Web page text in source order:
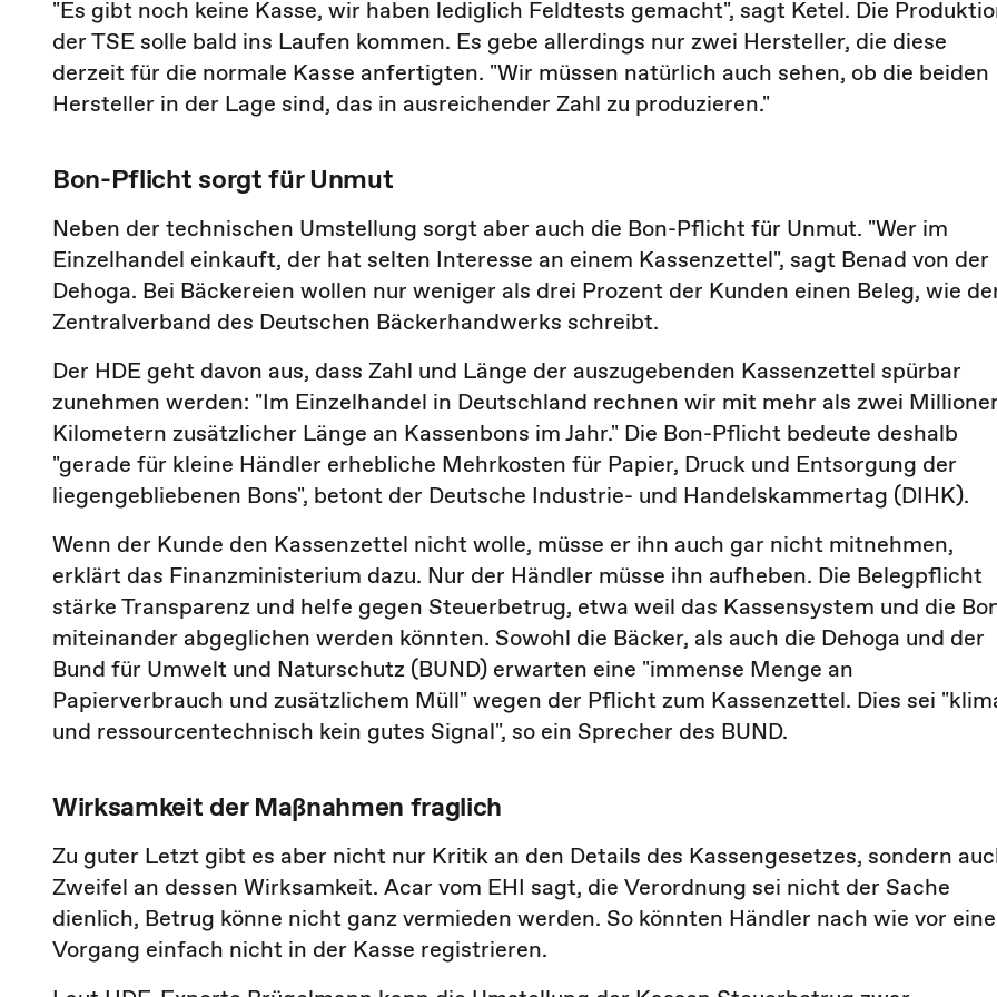
"Es gibt noch keine Kasse, wir haben lediglich Feldtests gemacht", sagt Ketel. Die
der TSE solle bald ins Laufen kommen. Es gebe allerdings nur zwei Hersteller, die diese
derzeit für die normale Kasse anfertigten. "Wir müssen natürlich auch sehen, ob die beiden
Hersteller in der Lage sind, das in ausreichender Zahl zu produzieren."
Bon-Pflicht sorgt für Unmut
Neben der technischen Umstellung sorgt aber auch die Bon-Pflicht für Unmut. "Wer im
Einzelhandel einkauft, der hat selten Interesse an einem Kassenzettel", sagt Benad von der
Dehoga. Bei Bäckereien wollen nur weniger als drei Prozent der Kunden einen Beleg, wie
Zentralverband des Deutschen Bäckerhandwerks schreibt.
Der HDE geht davon aus, dass Zahl und Länge der auszugebenden Kassenzettel spürbar
zunehmen werden: "Im Einzelhandel in Deutschland rechnen wir mit mehr als zwei
Kilometern zusätzlicher Länge an Kassenbons im Jahr." Die Bon-Pflicht bedeute deshalb
"gerade für kleine Händler erhebliche Mehrkosten für Papier, Druck und Entsorgung der
liegengebliebenen Bons", betont der Deutsche Industrie- und Handelskammertag (DIHK).
Wenn der Kunde den Kassenzettel nicht wolle, müsse er ihn auch gar nicht mitnehmen,
erklärt das Finanzministerium dazu. Nur der Händler müsse ihn aufheben. Die Belegpflicht
stärke Transparenz und helfe gegen Steuerbetrug, etwa weil das Kassensystem und die
miteinander abgeglichen werden könnten. Sowohl die Bäcker, als auch die Dehoga und der
Bund für Umwelt und Naturschutz (BUND) erwarten eine "immense Menge an
Papierverbrauch und zusätzlichem Müll" wegen der Pflicht zum Kassenzettel. Dies sei
und ressourcentechnisch kein gutes Signal", so ein Sprecher des BUND.
Wirksamkeit der Maßnahmen fraglich
Zu guter Letzt gibt es aber nicht nur Kritik an den Details des Kassengesetzes, sondern
Zweifel an dessen Wirksamkeit. Acar vom EHI sagt, die Verordnung sei nicht der Sache
dienlich, Betrug könne nicht ganz vermieden werden. So könnten Händler nach wie vor
Vorgang einfach nicht in der Kasse registrieren.